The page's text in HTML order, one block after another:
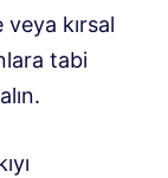
kırsal
tabi